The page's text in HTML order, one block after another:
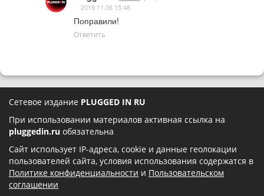
2019.11.06 15:48
Поправили!
Ответить
Сетевое издание PLUGGED IN RU
При использовании материалов активная ссылка на
pluggedin.ru обязательна
Сайт использует IP-адреса, cookie и данные геолокации
пользователей сайта, условия использования содержатся в
Политике конфиденциальности и Пользовательском
соглашении